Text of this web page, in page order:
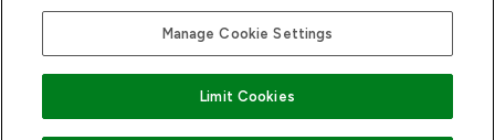
Manage Cookie Settings
Limit Cookies